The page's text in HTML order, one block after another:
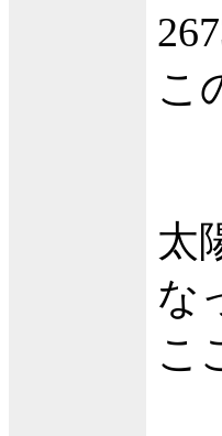
こ
太
な
こ